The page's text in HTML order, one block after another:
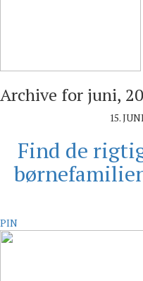
Archive for juni,
15.
Find de
PIN